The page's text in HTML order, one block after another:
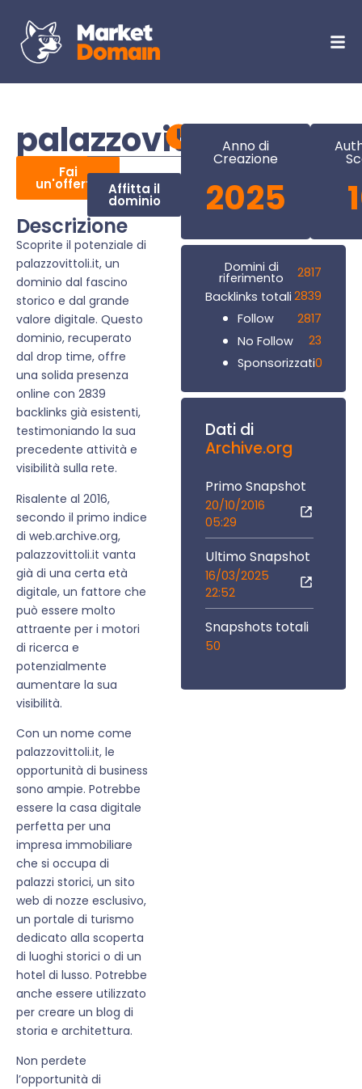
palazzovittoli.it
Fai
un'offerta Affitta il
dominio
Descrizione
Scoprite il potenziale di
palazzovittoli.it, un
dominio dal fascino
storico e dal grande
valore digitale. Questo
dominio, recuperato
dal drop time, offre
una solida presenza
online con 2839
backlinks già esistenti,
testimoniando la sua
precedente attività e
visibilità sulla rete.
Risalente al 2016,
secondo il primo indice
di web.archive.org,
palazzovittoli.it vanta
già di una certa età
digitale, un fattore che
può essere molto
attraente per i motori
di ricerca e
potenzialmente
aumentare la sua
visibilità.
Con un nome come
palazzovittoli.it, le
opportunità di business
sono ampie. Potrebbe
essere la casa digitale
perfetta per una
impresa immobiliare
che si occupa di
palazzi storici, un sito
web di nozze esclusivo,
un portale di turismo
dedicato alla scoperta
di luoghi storici o di un
hotel di lusso. Potrebbe
anche essere utilizzato
per creare un blog di
storia e architettura.
Non perdete
l’opportunità di
Anno di
Creazione
2025
Domini di
riferimento
2817
Backlinks totali 2839
Follow
2817
No Follow
23
Sponsorizzati0
Dati di
Archive.org
Primo Snapshot
20/10/2016
05:29
Ultimo Snapshot
16/03/2025
22:52
Snapshots totali
50